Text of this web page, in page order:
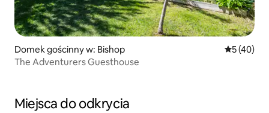
Domek gościnny w: Bishop Średnia
5 (40)
The Adventurers Guesthouse
Miejsca do odkrycia